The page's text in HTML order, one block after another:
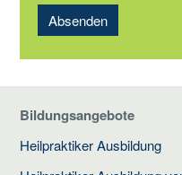
Absenden
Bildungsangebote
Heilpraktiker Ausbildung